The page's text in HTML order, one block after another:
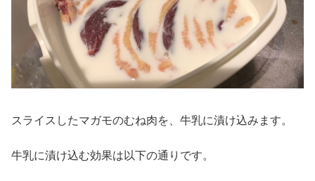
スライスしたマガモのむね肉を、牛乳に漬け込みます。
牛乳に漬け込む効果は以下の通りです。